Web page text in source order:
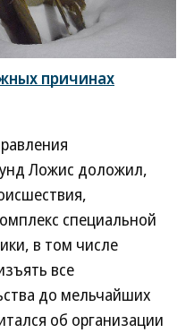
причинах
Ложис доложил,
специальной
в том числе
все
до мельчайших
об организации